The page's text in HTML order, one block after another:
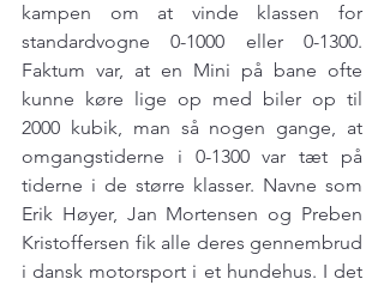
kampen om at vinde klassen for
standardvogne 0-1000 eller 0-1300.
Faktum var, at en Mini på bane ofte
kunne køre lige op med biler op til
2000 kubik, man så nogen gange, at
omgangstiderne i 0-1300 var tæt på
tiderne i de større klasser. Navne som
Erik Høyer, Jan Mortensen og Preben
Kristoffersen fik alle deres gennembrud
i dansk motorsport i et hundehus. I det